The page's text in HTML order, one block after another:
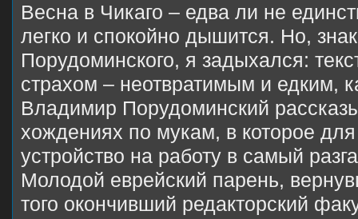
Весна в Чикаго – едва ли не
легко и спокойно дышится. Но,
Порудоминского, я задыхался:
страхом – неотвратимым и едким,
Владимир Порудоминский
хождениях по мукам, в которое
устройство на работу в самый
Молодой еврейский парень,
того окончивший редакторский